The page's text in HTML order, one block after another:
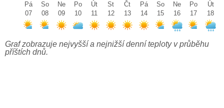
Pá
07
So
08
Ne
09
Po
10
Út
11
St
12
Čt
13
Pá
14
So
15
Ne
16
Po
17
Út
18
Graf zobrazuje nejvyšší a nejnižší denní teploty v průběhu
příštích dnů.